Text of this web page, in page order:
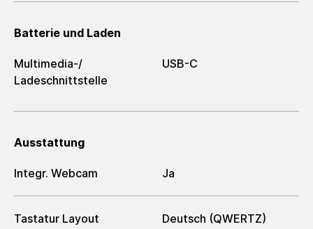
Batterie und Laden
Multimedia-/​
Ladeschnittstelle
USB-C
Ausstattung
Integr. Webcam Ja
Tastatur Layout Deutsch (QWERTZ)